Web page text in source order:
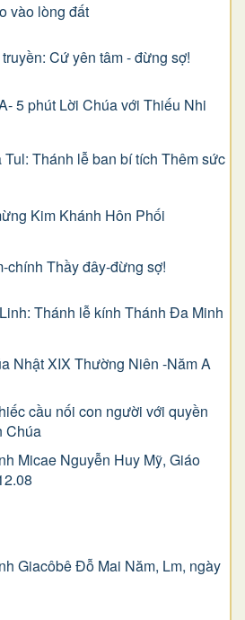
vào lòng đất
Cứ yên tâm - đừng sợ!
5 phút Lời Chúa với Thiếu Nhi
Thánh lễ ban bí tích Thêm sức
Kim Khánh Hôn Phối
chính Thầy đây-đừng sợ!
Thánh lễ kính Thánh Đa Minh
Nhật XIX Thường Niên -Năm A
cầu nối con người với quyền
Chúa
Micae Nguyễn Huy Mỹ, Giáo
Giacôbê Ðỗ Mai Năm, Lm, ngày